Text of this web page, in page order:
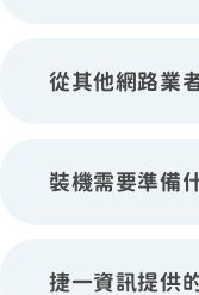
從其他網路業
裝機需要準備
捷一資訊提供